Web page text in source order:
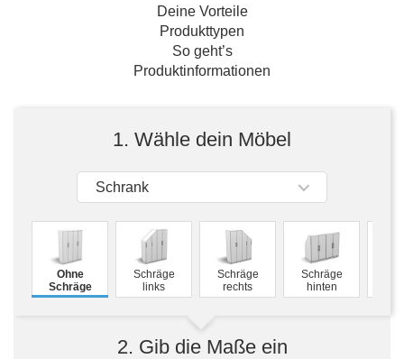
Deine Vorteile
Produkttypen
So geht’s
Produktinformationen
1. Wähle dein Möbel
Schrank
Ohne
Schräge
Schräge
links
Schräge
rechts
Schräge
hinten
2. Gib die Maße ein
Wandboards